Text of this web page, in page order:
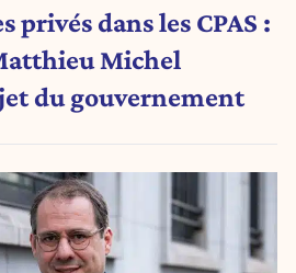
privés dans les CPAS :
Michel
du gouvernement